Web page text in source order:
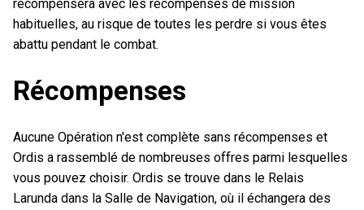
récompensera avec les récompenses de mission
habituelles, au risque de toutes les perdre si vous êtes
abattu pendant le combat.
Récompenses
Aucune Opération n'est complète sans récompenses et
Ordis a rassemblé de nombreuses offres parmi lesquelles
vous pouvez choisir. Ordis se trouve dans le Relais
Larunda dans la Salle de Navigation, où il échangera des